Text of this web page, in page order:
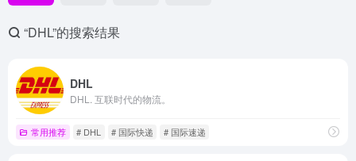
“DHL”的搜索结果
DHL
DHL. 互联时代的物流。
常用推荐 # DHL # 国际快递 # 国际速递